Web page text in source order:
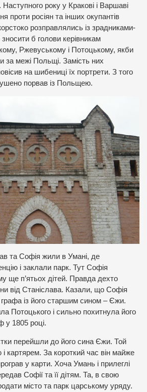
року у Кракові і Варшаві
проти росіян та інших окупантів
розправлялись із зрадниками-
б голови керівникам
Ржевуському і Потоцькому, якби
за межі Польщі. Замість них
на шибениці їх портрети. З того
порвав із Польщею.
та Софія жили в Умані, де
і заклали парк. Тут Софія
ще п’ятьох дітей. Правда дехто
від Станіслава. Казали, що Софія
із його старшим сином – Єжи.
Потоцького і сильно похитнула його
у 1805 році.
перейшли до його сина Єжи. Той
картярем. За короткий час він майже
у карти. Хоча Умань і прилеглі
Софії та її дітям. Та, в свою
місто та парк царському уряду.